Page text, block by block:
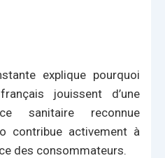
explique pourquoi
jouissent d’une
sanitaire reconnue
contribue activement à
des consommateurs.